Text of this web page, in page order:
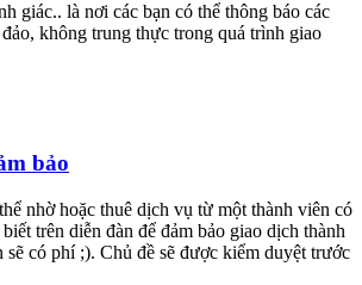
giác.. là nơi các bạn có thể thông báo các
không trung thực trong quá trình giao
bảo
nhờ hoặc thuê dịch vụ từ một thành viên có
trên diễn đàn để đảm bảo giao dịch thành
sẽ có phí ;). Chủ đề sẽ được kiểm duyệt trước